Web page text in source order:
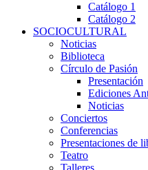
Catálogo 1
Catálogo 2
SOCIOCULTURAL
Noticias
Biblioteca
Círculo de Pasión
Presentación
Ediciones
Noticias
Conciertos
Conferencias
Presentaciones de
Teatro
Talleres